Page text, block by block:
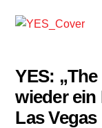
YES:
wieder ein
Las Vegas